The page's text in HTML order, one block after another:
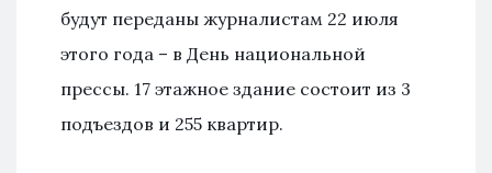
будут переданы журналистам 22 июля
этого года – в День национальной
прессы. 17 этажное здание состоит из 3
подъездов и 255 квартир.